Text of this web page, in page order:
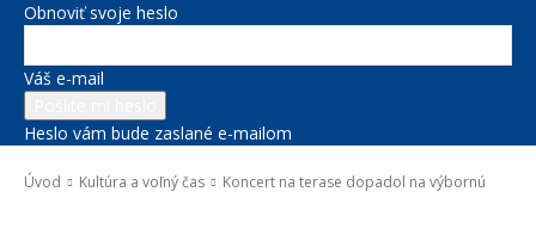
Obnoviť svoje heslo
Váš e-mail
Heslo vám bude zaslané e-mailom
Úvod Kultúra a voľný čas Koncert na terase dopadol na výbornú